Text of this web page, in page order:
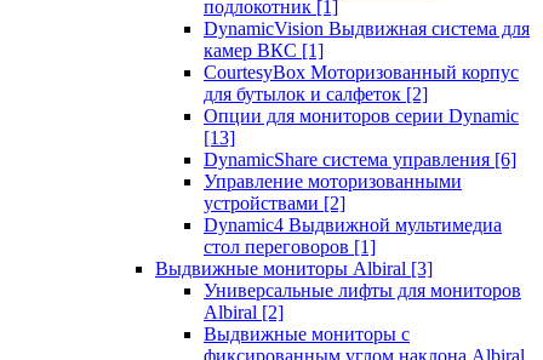
подлокотник [1]
DynamicVision Выдвижная система для
камер ВКС [1]
CourtesyBox Моторизованный корпус
для бутылок и салфеток [2]
Опции для мониторов серии Dynamic
[13]
DynamicShare система управления [6]
Управление моторизованными
устройствами [2]
Dynamic4 Выдвижной мультимедиа
стол переговоров [1]
Выдвижные мониторы Albiral [3]
Универсальные лифты для мониторов
Albiral [2]
Выдвижные мониторы с
фиксированным углом наклона Albiral